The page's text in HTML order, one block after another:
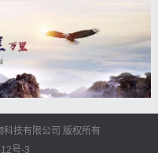
科技有限公司 版权所有
号-3